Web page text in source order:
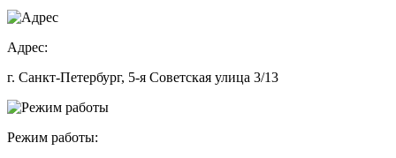
Адрес:
г. Санкт-Петербург, 5-я Советская улица 3/13
Режим работы: